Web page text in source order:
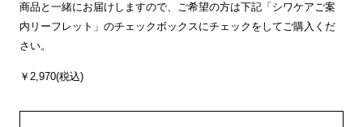
商品と一緒にお届けしますので、ご希望の方は下記「シワケアご案
内リーフレット」のチェックボックスにチェックをしてご購入くだ
さい。
￥2,970(税込)